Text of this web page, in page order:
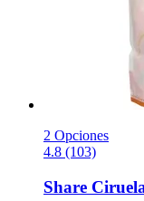
2 Opciones
4.8 (103)
Share